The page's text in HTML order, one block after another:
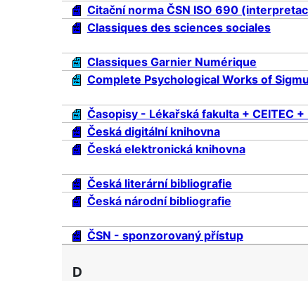
Citační norma ČSN ISO 690
Classiques des sciences sociales
Classiques Garnier Numérique
Complete Psychological Works of
Časopisy - Lékařská fakulta + CEITEC +
Česká digitální knihovna
Česká elektronická knihovna
Česká literární bibliografie
Česká národní bibliografie
ČSN - sponzorovaný přístup
D